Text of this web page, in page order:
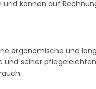
können auf
ergonomische und
und seiner